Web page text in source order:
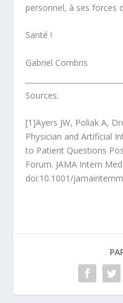
personnel, à ses forces
Santé !
Gabriel Combris
Sources:
[1]Ayers JW, Poliak A,
Physician and Artificial
to Patient Questions
Forum. JAMA Intern Med.
doi:10.1001/